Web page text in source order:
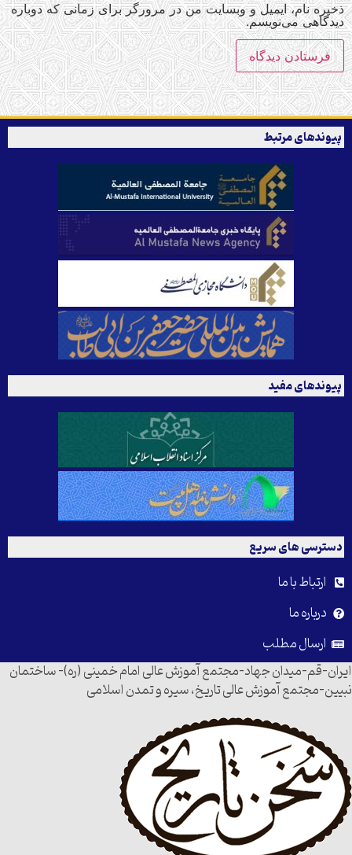
ذخیره نام، ایمیل و وبسایت من در مرورگر برای زمانی که دوباره
دیدگاهی می‌نویسم.
پیوندهای مرتبط
پیوندهای مفید
دسترسی های سریع
ارتباط با ما
درباره ما
ارسال مطلب
ایران-قم-میدان جهاد-مجتمع آموزش عالی امام خمینی (ره)- ساختمان
نبیین-مجتمع آموزش عالی تاریخ، سیره و تمدن اسلامی